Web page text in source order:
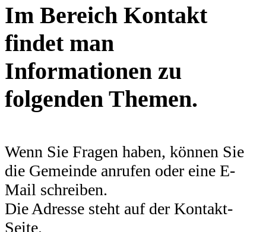
Im Bereich Kontakt
findet man
Informationen zu
folgenden Themen.
Wenn Sie Fragen haben, können Sie
die Gemeinde anrufen oder eine E-
Mail schreiben.
Die Adresse steht auf der Kontakt-
Seite.